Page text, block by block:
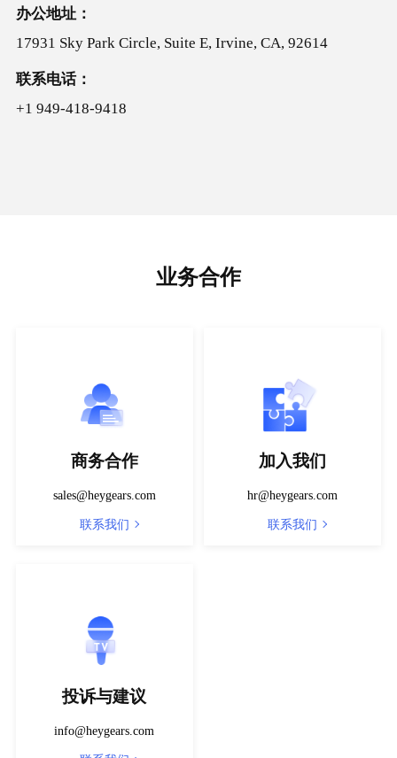
办公地址：
17931 Sky Park Circle, Suite E, Irvine, CA, 92614
联系电话：
+1 949-418-9418
业务合作
商务合作
sales@heygears.com
联系我们
加入我们
hr@heygears.com
联系我们
投诉与建议
info@heygears.com